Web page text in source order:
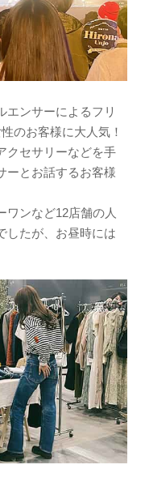
エンサーによるフリ
のお客様に大人気！
クセサリーなどを手
ーとお話するお客様
ワンなど12店舗の人
したが、お昼時には